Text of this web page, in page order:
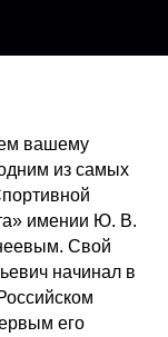
вашему
из самых
имении Ю. В.
Свой
начинал в
его